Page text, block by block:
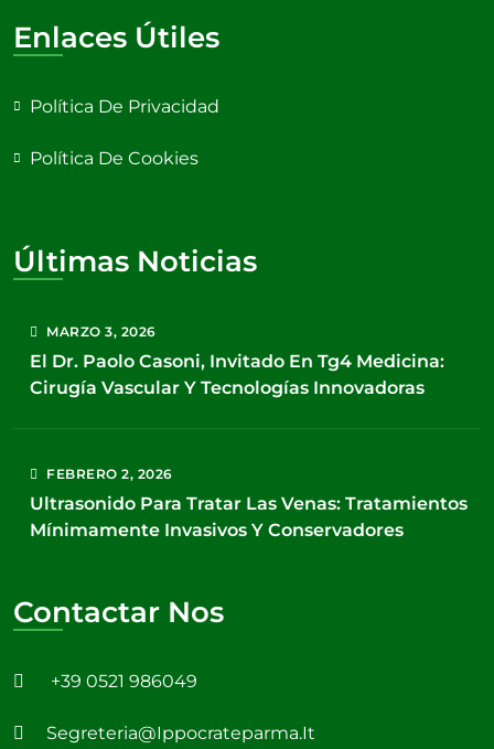
Enlaces Útiles
Política De Privacidad
Política De Cookies
Últimas Noticias
MARZO3, 2026
El Dr. Paolo Casoni, Invitado En Tg4 Medicina:
Cirugía Vascular Y Tecnologías Innovadoras
FEBRERO2, 2026
Ultrasonido Para Tratar Las Venas: Tratamientos
Mínimamente Invasivos Y Conservadores
Contactar Nos
+39 0521 986049
Segreteria@ippocrateparma.it